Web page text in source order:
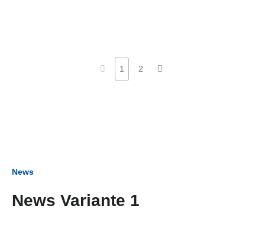
1 2
News
News Variante 1